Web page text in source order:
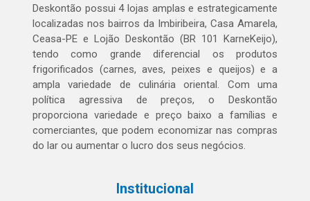
Deskontão possui 4 lojas amplas e estrategicamente
localizadas nos bairros da Imbiribeira, Casa Amarela,
Ceasa-PE e Lojão Deskontão (BR 101 KarneKeijo),
tendo como grande diferencial os produtos
frigorificados (carnes, aves, peixes e queijos) e a
ampla variedade de culinária oriental. Com uma
política agressiva de preços, o Deskontão
proporciona variedade e preço baixo a famílias e
comerciantes, que podem economizar nas compras
do lar ou aumentar o lucro dos seus negócios.
Institucional